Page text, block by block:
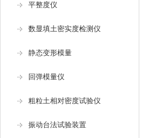
度试验仪 ）
平整度仪
数显填土密实度检测仪
静态变形模量
回弹模量仪
粗粒土相对密度试验仪
振动台法试验装置